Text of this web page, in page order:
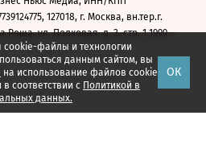
cookie-файлы и технологии
данным сайтом, вы
на использование файлов cookie
соответствии с Политикой в
данных.
ОК
127018, г. Москва, вн.тер.г.
ул. Полковая, д. 3, стр. 1 1999—